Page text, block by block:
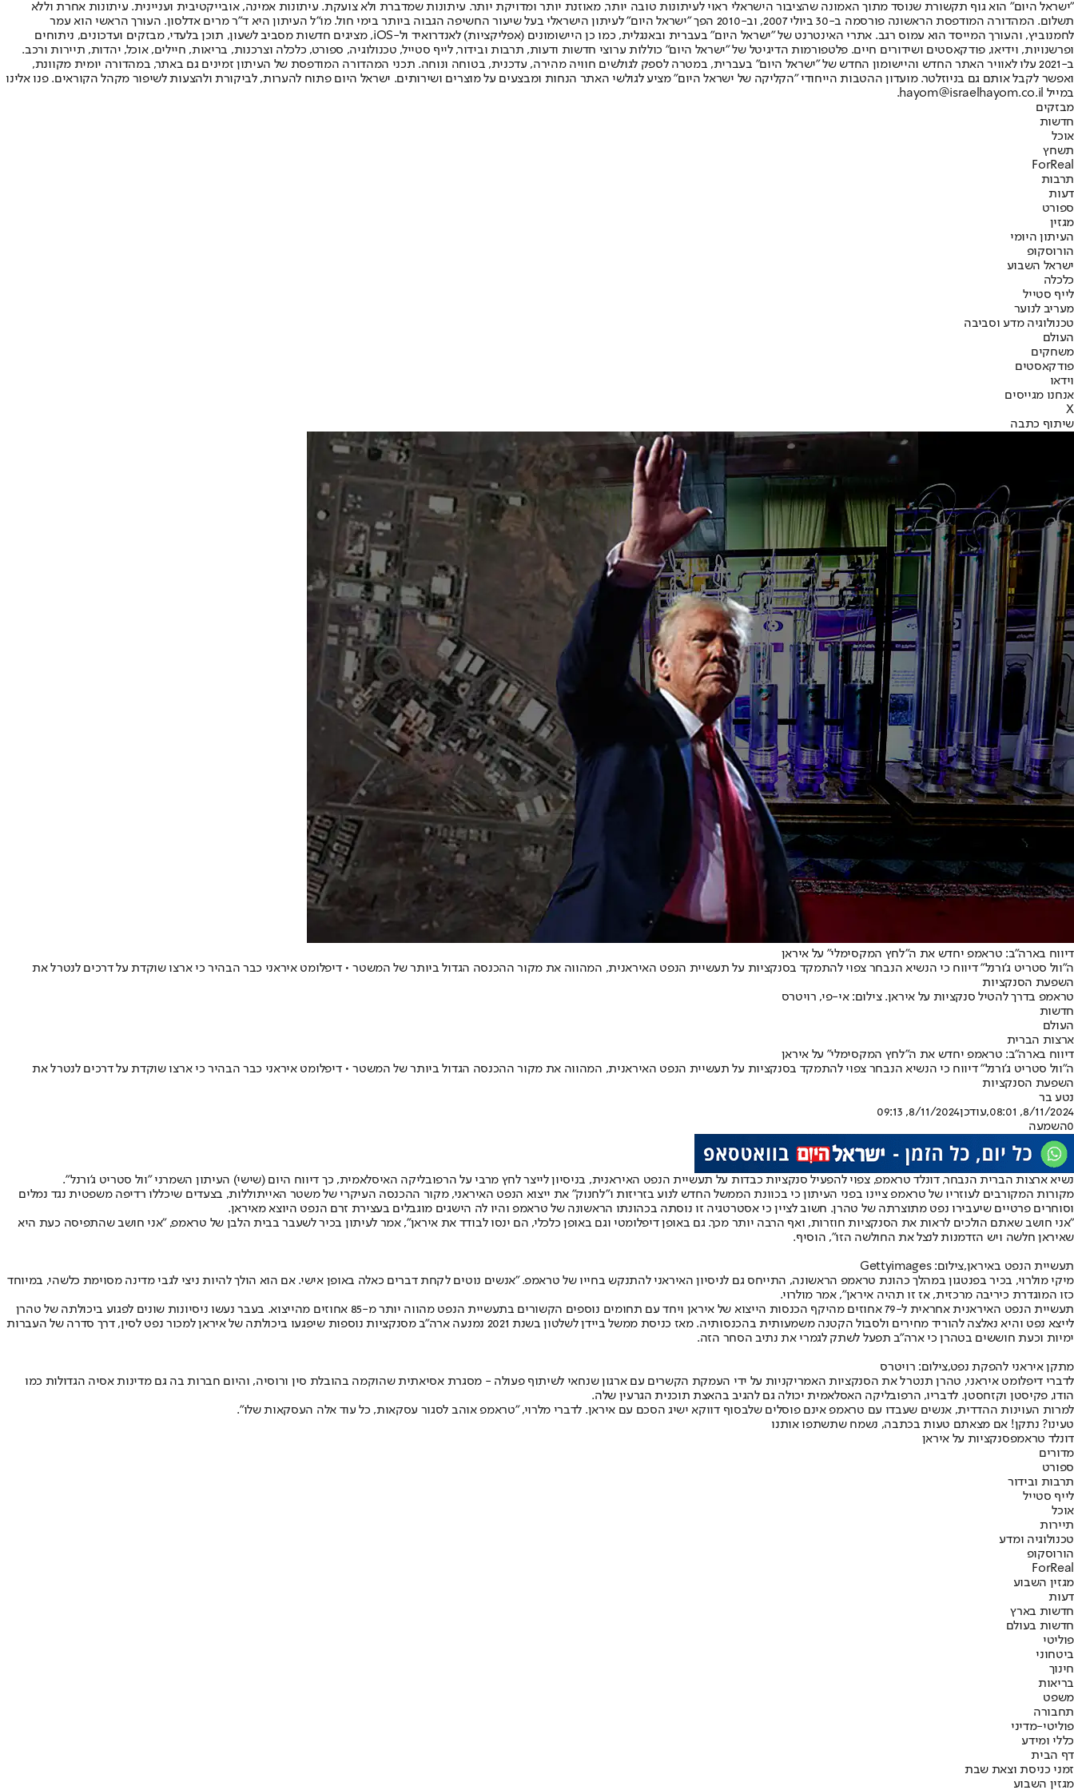
"ישראל היום" הוא גוף תקשורת שנוסד מתוך האמונה שהציבור הישראלי ראוי לעיתונות טובה יותר, מאוזנת יותר ומדויקת יותר. עיתונות שמדברת ולא צועקת. עיתונות אמינה, אובייקטיבית ועניינית. עיתונות אחרת וללא
תשלום. המהדורה המודפסת הראשונה פורסמה ב-30 ביולי 2007, וב-2010 הפך "ישראל היום" לעיתון הישראלי בעל שיעור החשיפה הגבוה ביותר בימי חול. מו"ל העיתון היא ד"ר מרים אדלסון. העורך הראשי הוא עמר
לחמנוביץ, והעורך המייסד הוא עמוס רגב. אתרי האינטרנט של "ישראל היום" בעברית ובאנגלית, כמו כן היישומונים (אפליקציות) לאנדרואיד ול-iOS, מציגים חדשות מסביב לשעון, תוכן בלעדי, מבזקים ועדכונים, ניתוחים
ופרשנויות, וידיאו, פודקאסטים ושידורים חיים. פלטפורמות הדיגיטל של "ישראל היום" כוללות ערוצי חדשות ודעות, תרבות ובידור, לייף סטייל, טכנולוגיה, ספורט, כלכלה וצרכנות, בריאות, חיילים, אוכל, יהדות, תיירות ורכב.
ב-2021 עלו לאוויר האתר החדש והיישומון החדש של "ישראל היום" בעברית, במטרה לספק לגולשים חוויה מהירה, עדכנית, בטוחה ונוחה. תכני המהדורה המודפסת של העיתון זמינים גם באתר, במהדורה יומית מקוונת,
ואפשר לקבל אותם גם בניוזלטר. מועדון ההטבות הייחודי "הקליקה של ישראל היום" מציע לגולשי האתר הנחות ומבצעים על מוצרים ושירותים. ישראל היום פתוח להערות, לביקורת ולהצעות לשיפור מקהל הקוראים. פנו אלינו
במייל hayom@israelhayom.co.il.
מבזקים
חדשות
אוכל
תשחץ
ForReal
תרבות
דעות
ספורט
מגזין
העיתון היומי
הורוסקופ
ישראל השבוע
כלכלה
לייף סטייל
מעריב לנוער
טכנולוגיה מדע וסביבה
העולם
משחקים
פודקאסטים
וידאו
אנחנו מגייסים
X
שיתוף כתבה
דיווח בארה"ב: טראמפ יחדש את ה"לחץ המקסימלי" על איראן
ה"וול סטריט ג'ורנל" דיווח כי הנשיא הנבחר צפוי להתמקד בסנקציות על תעשיית הנפט האיראנית, המהווה את מקור ההכנסה הגדול ביותר של המשטר • דיפלומט איראני כבר הבהיר כי ארצו שוקדת על דרכים לנטרל את
השפעת הסנקציות
טראמפ בדרך להטיל סנקציות על איראן. צילום: אי-פי, רויטרס
חדשות
העולם
ארצות הברית
דיווח בארה"ב: טראמפ יחדש את ה"לחץ המקסימלי" על איראן
ה"וול סטריט ג'ורנל" דיווח כי הנשיא הנבחר צפוי להתמקד בסנקציות על תעשיית הנפט האיראנית, המהווה את מקור ההכנסה הגדול ביותר של המשטר • דיפלומט איראני כבר הבהיר כי ארצו שוקדת על דרכים לנטרל את
השפעת הסנקציות
נטע בר
8/11/2024, 08:01
,עודכן8/11/2024, 09:13
0השמעה
נשיא ארצות הברית הנבחר, דונלד טראמפ, צפוי להפעיל סנקציות כבדות על תעשיית הנפט האיראנית, בניסיון לייצר לחץ מרבי על הרפובליקה האיסלאמית, כך דיווח היום (שישי) העיתון השמרני "וול סטריט ג'ורנל".
מקורות המקורבים לעוזריו של טראמפ ציינו בפני העיתון כי בכוונת הממשל החדש לנוע בזריזות ו"לחנוק" את ייצוא הנפט האיראני, מקור ההכנסה העיקרי של משטר האייתוללות, בצעדים שיכללו רדיפה משפטית נגד נמלים
וסוחרים פרטיים שיעבירו נפט מתוצרתה של טהרן. חשוב לציין כי אסטרטגיה זו נוסתה בכהונתו הראשונה של טראמפ והיו לה הישגים מוגבלים בעצירת זרם הנפט היוצא מאיראן.
"אני חושב שאתם הולכים לראות את הסנקציות חוזרות, ואף הרבה יותר מכך. גם באופן דיפלומטי וגם באופן כלכלי, הם ינסו לבודד את איראן", אמר לעיתון בכיר לשעבר בבית הלבן של טראמפ, "אני חושב שהתפיסה כעת היא
שאיראן חלשה ויש הזדמנות לנצל את החולשה הזו", הוסיף.
תעשיית הנפט באיראן,צילום: Gettyimages
מיקי מולרוי, בכיר בפנטגון במהלך כהונת טראמפ הראשונה, התייחס גם לניסיון האיראני להתנקש בחייו של טראמפ. "אנשים נוטים לקחת דברים כאלה באופן אישי. אם הוא הולך להיות ניצי לגבי מדינה מסוימת כלשהי, במיוחד
כזו המוגדרת כיריבה מרכזית, אז זו תהיה איראן", אמר מולרוי.
תעשיית הנפט האיראנית אחראית ל-79 אחוזים מהיקף הכנסות הייצוא של איראן ויחד עם תחומים נוספים הקשורים בתעשיית הנפט מהווה יותר מ-85 אחוזים מהייצוא. בעבר נעשו ניסיונות שונים לפגוע ביכולתה של טהרן
לייצא נפט והיא נאלצה להוריד מחירים ולסבול הקטנה משמעותית בהכנסותיה. מאז כניסת ממשל ביידן לשלטון בשנת 2021 נמנעה ארה"ב מסנקציות נוספות שיפגעו ביכולתה של איראן למכור נפט לסין, דרך סדרה של העברות
ימיות וכעת חוששים בטהרן כי ארה"ב תפעל לשתק לגמרי את נתיב הסחר הזה.
מתקן איראני להפקת נפט,צילום: רויטרס
לדברי דיפלומט איראני, טהרן תנטרל את הסנקציות האמריקניות על ידי העמקת הקשרים עם ארגון שנחאי לשיתוף פעולה - מסגרת אסיאתית שהוקמה בהובלת סין ורוסיה, והיום חברות בה גם מדינות אסיה הגדולות כמו
הודו, פקיסטן וקזחסטן. לדבריו, הרפובליקה האסלאמית יכולה גם להגיב בהאצת תוכנית הגרעין שלה.
למרות העוינות ההדדית, אנשים שעבדו עם טראמפ אינם פוסלים שלבסוף דווקא ישיג הסכם עם איראן. לדברי מלרוי, "טראמפ אוהב לסגור עסקאות, כל עוד אלה העסקאות שלו".
טעינו? נתקן! אם מצאתם טעות בכתבה, נשמח שתשתפו אותנו
דונלד טראמפסנקציות על איראן
מדורים
ספורט
תרבות ובידור
לייף סטייל
אוכל
תיירות
טכנולוגיה ומדע
הורוסקופ
ForReal
מגזין השבוע
דעות
חדשות בארץ
חדשות בעולם
פוליטי
ביטחוני
חינוך
בריאות
משפט
תחבורה
פוליטי-מדיני
כללי ומידע
דף הבית
זמני כניסת וצאת שבת
מגזין השבוע